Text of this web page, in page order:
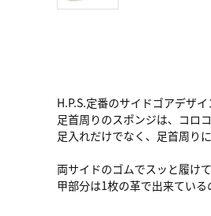
H.P.S.定番のサイドゴアデザイ
足首周りのスポンジは、コロ
足入れだけでなく、足首周り
両サイドのゴムでスッと履け
甲部分は1枚の革で出来ている